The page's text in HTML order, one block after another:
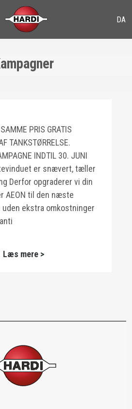
PRIS GRATIS
TANKSTØRRELSE.
INDTIL 30. JUNI
er snævert, tæller
Derfor opgraderer vi din
AEON til den næste
ekstra omkostninger
Læs mere >